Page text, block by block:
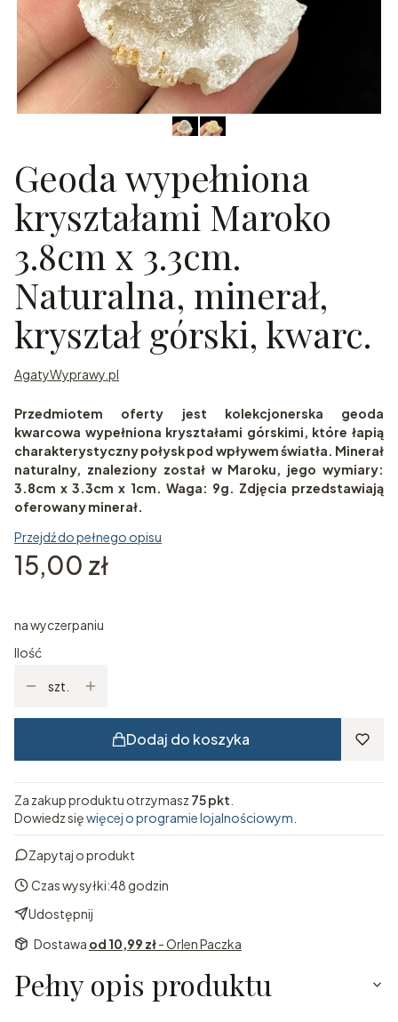
Geoda wypełniona
kryształami Maroko
3.8cm x 3.3cm.
Naturalna, minerał,
kryształ górski, kwarc.
AgatyWyprawy.pl
Przedmiotem oferty jest kolekcjonerska geoda
kwarcowa wypełniona kryształami górskimi, które łapią
charakterystyczny połysk pod wpływem światła. Minerał
naturalny, znaleziony został w Maroku, jego wymiary:
3.8cm x 3.3cm x 1cm. Waga: 9g. Zdjęcia przedstawiają
oferowany minerał.
Przejdź do pełnego opisu
Cena
15,00 zł
na wyczerpaniu
Ilość
szt.
Dodaj do koszyka
Za zakup produktu otrzymasz 75 pkt
Dowiedz sięwięcej o programie lojalnościowym.
Zapytaj o produkt
Czas wysyłki:48 godzin
Udostępnij
Dostawa od 10,99 zł- Orlen Paczka
Pełny opis produktu